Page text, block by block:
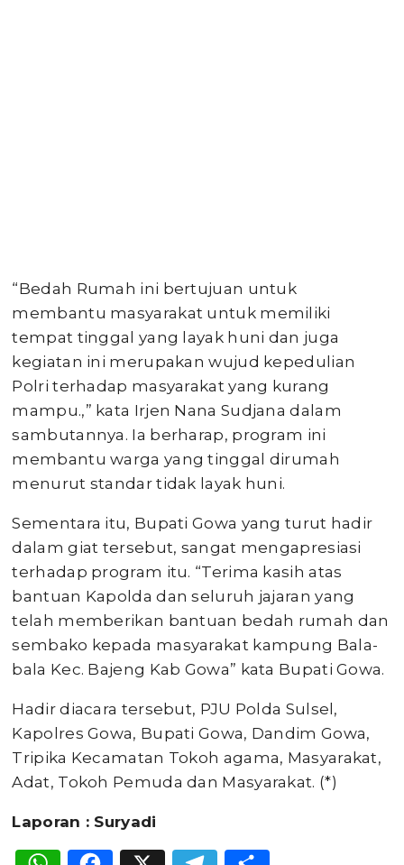
“Bedah Rumah ini bertujuan untuk
membantu masyarakat untuk memiliki
tempat tinggal yang layak huni dan juga
kegiatan ini merupakan wujud kepedulian
Polri terhadap masyarakat yang kurang
mampu.,” kata Irjen Nana Sudjana dalam
sambutannya. Ia berharap, program ini
membantu warga yang tinggal dirumah
menurut standar tidak layak huni.
Sementara itu, Bupati Gowa yang turut hadir
dalam giat tersebut, sangat mengapresiasi
terhadap program itu. “Terima kasih atas
bantuan Kapolda dan seluruh jajaran yang
telah memberikan bantuan bedah rumah dan
sembako kepada masyarakat kampung Bala-
bala Kec. Bajeng Kab Gowa” kata Bupati Gowa.
Hadir diacara tersebut, PJU Polda Sulsel,
Kapolres Gowa, Bupati Gowa, Dandim Gowa,
Tripika Kecamatan Tokoh agama, Masyarakat,
Adat, Tokoh Pemuda dan Masyarakat. (*)
Laporan : Suryadi